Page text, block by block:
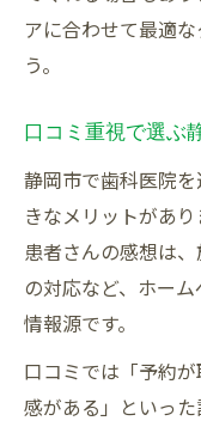
アに合わせて最適
う。
口コミ重視で選ぶ
静岡市で歯科医院
きなメリットがあ
患者さんの感想は
の対応など、ホー
情報源です。
口コミでは「予約
感がある」といっ